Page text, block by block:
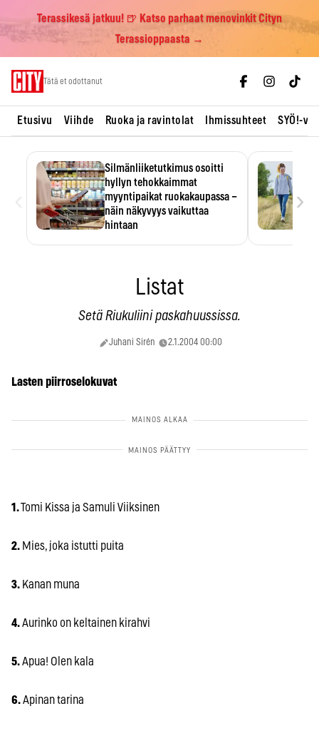
Terassikesä jatkuu! 🍺 Katso parhaat menovinkit Cityn
Terassioppaasta →
Tätä et odottanut
Etusivu Viihde Ruoka ja ravintolat Ihmissuhteet SYÖ!-
Silmänliiketutkimus osoitti
hyllyn tehokkaimmat
myyntipaikat ruokakaupassa –
näin näkyvyys vaikuttaa
hintaan
›
Listat
Setä Riukuliini paskahuussissa.
Juhani Sirén 2.1.2004 00:00
Lasten piirroselokuvat
1.Tomi Kissa ja Samuli Viiksinen
2. Mies, joka istutti puita
3. Kanan muna
4.Aurinko on keltainen kirahvi
5.Apua! Olen kala
6.Apinan tarina